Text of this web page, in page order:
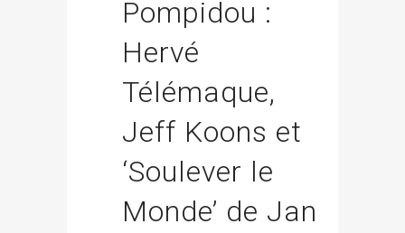
Pompidou :
Hervé
Télémaque,
Jeff Koons et
‘Soulever le
Monde’ de Jan